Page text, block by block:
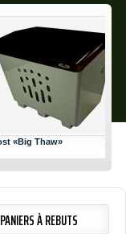
«BIG
Bac d'entretient pour
Construction complète
Acier laminé
Revêtement de
Capacité 234 litres (51
revêtement en poudre de
«Big Thaw»
À REBUTS